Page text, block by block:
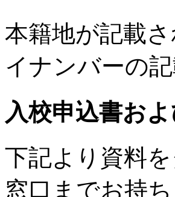
本籍地が記載
イナンバーの
入校申込書お
下記より資料
窓口までお持